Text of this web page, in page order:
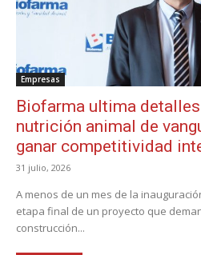
Empresas
Biofarma ultima
nutrición animal de
ganar competitividad
31 julio, 2026
A menos de un mes de la
etapa final de un proyecto que
construcción...